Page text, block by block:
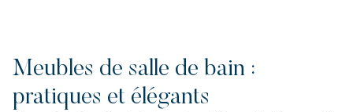
Meubles de salle de bain :
pratiques et élégants